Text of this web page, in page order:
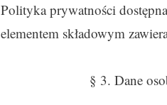
Polityka prywatności
elementem składowym
§ 3. Dane